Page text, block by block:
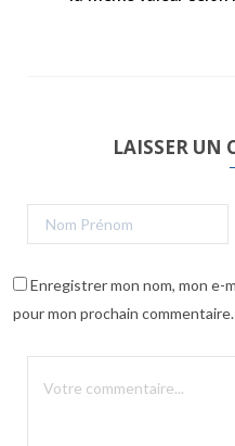
LAISSER UN
Enregistrer mon nom, mon e-
pour mon prochain commentaire.